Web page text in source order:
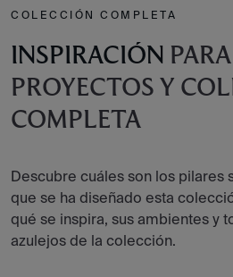
COLECCIÓN COMPLETA
INSPIRACIÓN
PROYECTOS Y
COMPLETA
Descubre cuáles son los pilares
que se ha diseñado esta
qué se inspira, sus ambientes y
azulejos de la colección.